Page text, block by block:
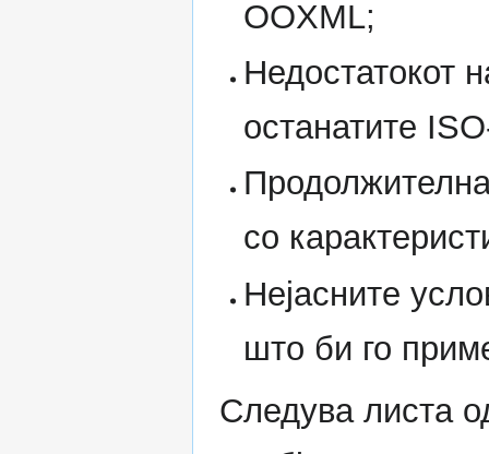
OOXML;
Недостатокот
останатите
со
Нејасните
што би го
Следува листа